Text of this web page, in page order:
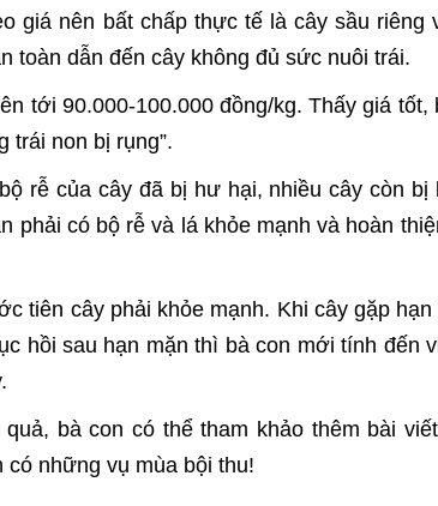
giá nên bất chấp thực tế là cây sầu
toàn dẫn đến cây không đủ sức nuôi trái.
tới 90.000-100.000 đồng/kg. Thấy giá tốt,
trái non bị rụng”.
rễ của cây đã bị hư hại, nhiều cây còn
phải có bộ rễ và lá khỏe mạnh và hoàn
tiên cây phải khỏe mạnh. Khi cây gặp
hồi sau hạn mặn thì bà con mới tính đến
bà con có thể tham khảo thêm bài
có những vụ mùa bội thu!